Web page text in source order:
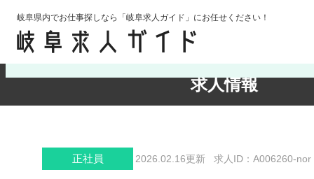
岐阜県内でお仕事探しなら「岐阜求人ガイド」にお任せください！
求人情報
検索条件の確認・変更
正社員 2026.02.16更新 求人ID：A006260-nor